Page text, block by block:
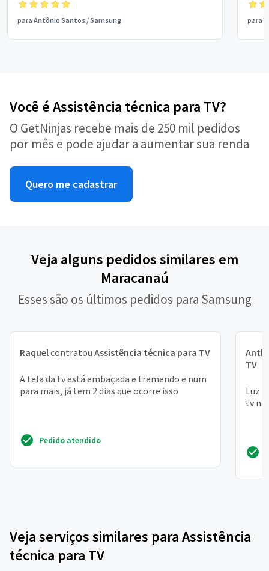
para Antônio Santos /Samsung para
Você é Assistência técnica para TV?
O GetNinjas recebe mais de 250 mil pedidos
por mês e pode ajudar a aumentar sua renda
Quero me cadastrar
Veja alguns pedidos similares em
Maracanaú
Esses são os últimos pedidos para Samsung
Raquelcontratou Assistência técnica para TV
A tela da tv está embaçada e tremendo e num
para mais, já tem 2 dias que ocorre isso
Pedido atendido
TV
Luz
tv
Veja serviços similares para Assistência
técnica para TV